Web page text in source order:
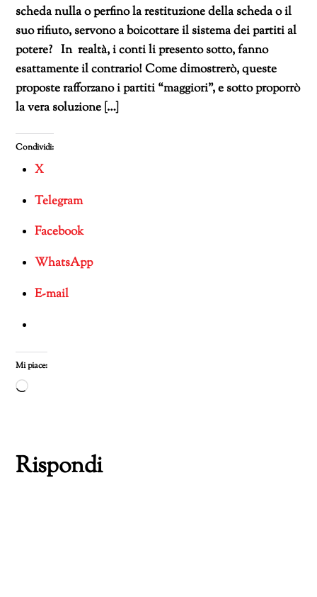
scheda nulla o perfino la restituzione della scheda o il
suo rifiuto, servono a boicottare il sistema dei partiti al
potere? In realtà, i conti li presento sotto, fanno
esattamente il contrario! Come dimostrerò, queste
proposte rafforzano i partiti “maggiori”, e sotto proporrò
la vera soluzione […]
Condividi:
X
Telegram
Facebook
WhatsApp
E-mail
Mi piace:
Caricamento
Rispondi